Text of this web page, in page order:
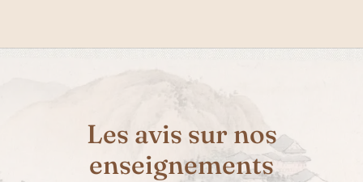
Les avis sur nos
enseignements